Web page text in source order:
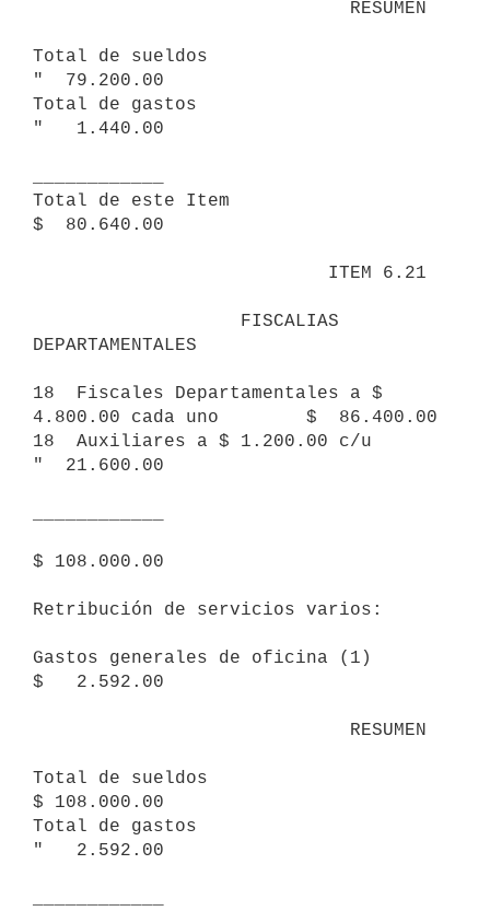
Total de sueldos
"  79.200.00
Total de gastos
"   1.440.00
Total de este Item
$  80.640.00
DEPARTAMENTALES
18  Fiscales Departamentales a $
4.800.00 cada uno        $  86.400.00
18  Auxiliares a $ 1.200.00 c/u
"  21.600.00
$ 108.000.00
Retribución de servicios varios:
Gastos generales de oficina (1)
$   2.592.00
Total de sueldos
$ 108.000.00
Total de gastos
"   2.592.00